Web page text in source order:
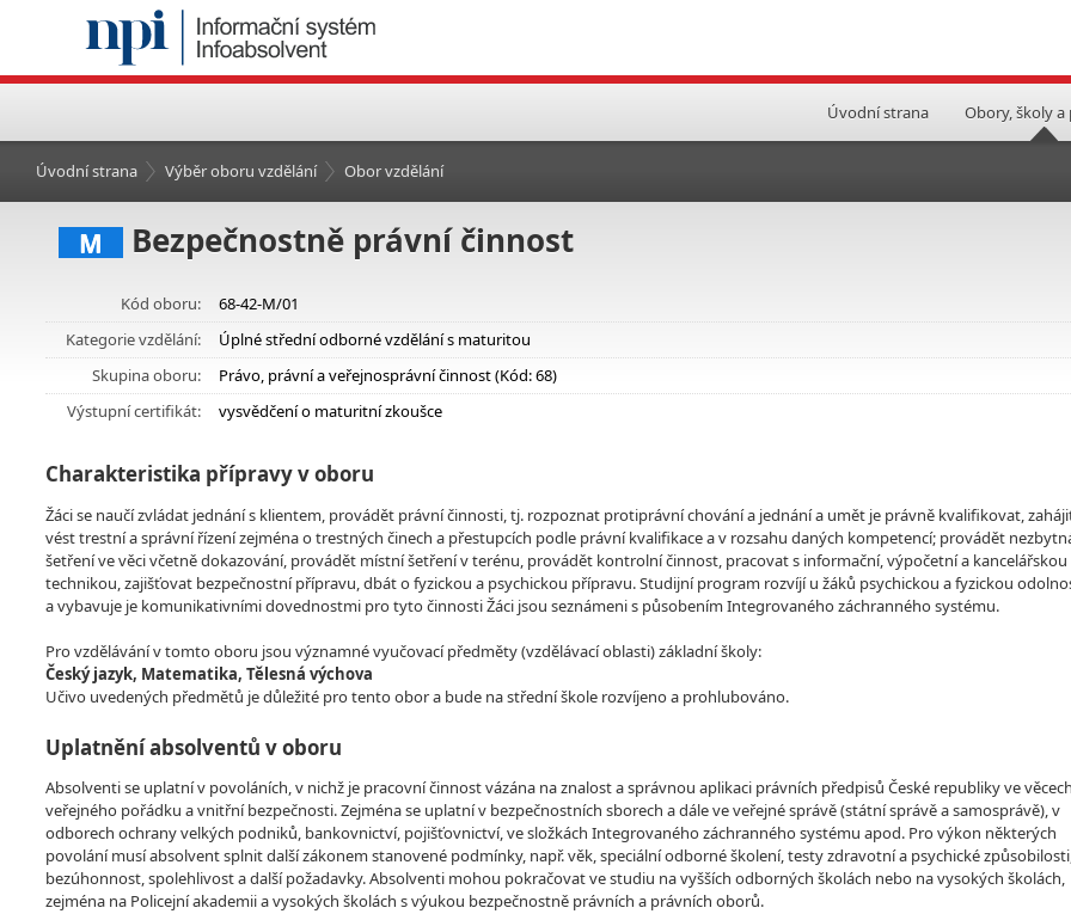
Úvodní strana Obory, školy a
Úvodní strana Výběr oboru vzdělání Obor vzdělání
M Bezpečnostně právní činnost
Kód oboru:
68-42-M/01
Kategorie vzdělání:
Úplné střední odborné vzdělání s maturitou
Skupina oboru:
Právo, právní a veřejnosprávní činnost (Kód: 68)
Výstupní certifikát:
vysvědčení o maturitní zkoušce
Charakteristika přípravy v oboru
Žáci se naučí zvládat jednání s klientem, provádět právní činnosti, tj. rozpoznat protiprávní chování a jednání a umět je právně kvalifikovat,
vést trestní a správní řízení zejména o trestných činech a přestupcích podle právní kvalifikace a v rozsahu daných kompetencí; provádět
šetření ve věci včetně dokazování, provádět místní šetření v terénu, provádět kontrolní činnost, pracovat s informační, výpočetní a kancelářskou
technikou, zajišťovat bezpečnostní přípravu, dbát o fyzickou a psychickou přípravu. Studijní program rozvíjí u žáků psychickou a fyzickou
a vybavuje je komunikativními dovednostmi pro tyto činnosti Žáci jsou seznámeni s působením Integrovaného záchranného systému.
Pro vzdělávání v tomto oboru jsou významné vyučovací předměty (vzdělávací oblasti) základní školy:
Český jazyk, Matematika, Tělesná výchova
Učivo uvedených předmětů je důležité pro tento obor a bude na střední škole rozvíjeno a prohlubováno.
Uplatnění absolventů v oboru
Absolventi se uplatní v povoláních, v nichž je pracovní činnost vázána na znalost a správnou aplikaci právních předpisů České republiky ve věcech
veřejného pořádku a vnitřní bezpečnosti. Zejména se uplatní v bezpečnostních sborech a dále ve veřejné správě (státní správě a samosprávě), v
odborech ochrany velkých podniků, bankovnictví, pojišťovnictví, ve složkách Integrovaného záchranného systému apod. Pro výkon některých
povolání musí absolvent splnit další zákonem stanovené podmínky, např. věk, speciální odborné školení, testy zdravotní a psychické
bezúhonnost, spolehlivost a další požadavky. Absolventi mohou pokračovat ve studiu na vyšších odborných školách nebo na vysokých školách,
zejména na Policejní akademii a vysokých školách s výukou bezpečnostně právních a právních oborů.